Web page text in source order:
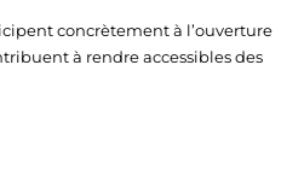
concrètement à l’ouverture
à rendre accessibles des